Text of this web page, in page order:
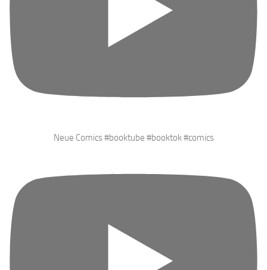
Neue Comics #booktube #booktok #comics